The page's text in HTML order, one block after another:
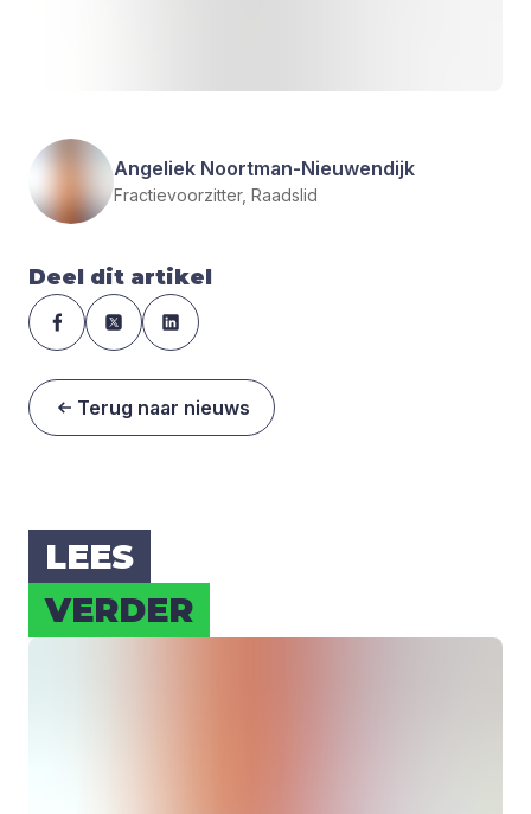
Angeliek Noortman-Nieuwendijk
Fractievoorzitter, Raadslid
Deel dit artikel
Terug naar nieuws
LEES
VER­DER